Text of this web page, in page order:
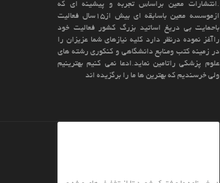
.انتشارات معین براساس تجربه و پیشینه ای که
ازموسسه معین باسابقه ای بیش از15سال فعالیت
باحمایت بی دریغ اساتید بزرگ کشور فعالیت خود
راآغز نموده درنظر دارد کلیه نیازهای شما عزیزان را
در زمینه کتب ومنابع دانشگاهی و کنکوری رشته های
علوم پزشکی راتامین نماید.ادعا نمی کنیم بهترینیم
ولی خرسندیم که بهترین ها ما را برگزیده اند